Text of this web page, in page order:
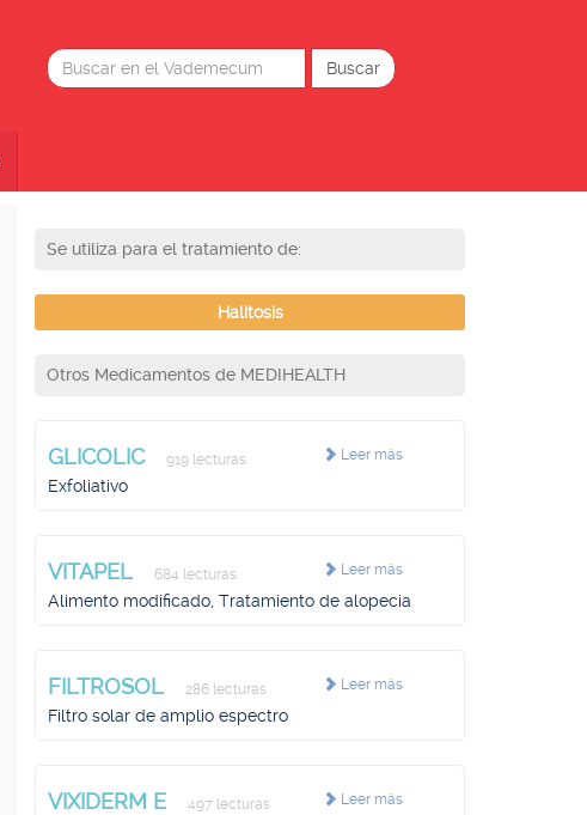
Se utiliza para el tratamiento de:
Halitosis
Otros Medicamentos de MEDIHEALTH
Leer más
GLICOLIC 919 lecturas
Exfoliativo
Leer más
VITAPEL 684 lecturas
Alimento modificado, Tratamiento de alopecia
Leer más
FILTROSOL 286 lecturas
Filtro solar de amplio espectro
Leer más
VIXIDERM E 497 lecturas